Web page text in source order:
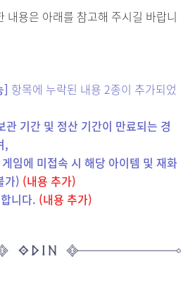
내용은 아래를 참고해 주시길 바랍니
] 항목에 누락된 내용 2종이 추가되었
관 기간 및 정산 기간이 만료되는 경
,
임에 미접속 시 해당 아이템 및 재화
가) (내용 추가)
니다. (내용 추가)